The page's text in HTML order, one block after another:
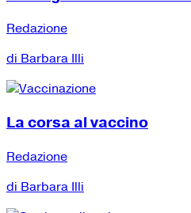
Redazione
di Barbara Illi
La corsa al vaccino
Redazione
di Barbara Illi